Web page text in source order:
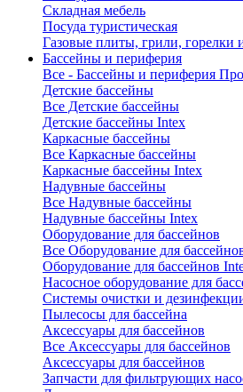
Складная мебель
Посуда туристическая
Газовые плиты, грили, горелки
Бассейны и периферия
Все - Бассейны и периферия
Детские бассейны
Все Детские бассейны
Детские бассейны Intex
Каркасные бассейны
Все Каркасные бассейны
Каркасные бассейны Intex
Надувные бассейны
Все Надувные бассейны
Надувные бассейны Intex
Оборудование для бассейнов
Все Оборудование для
Оборудование для бассейнов
Насосное оборудование для
Системы очистки и
Пылесосы для бассейна
Аксессуары для бассейнов
Все Аксессуары для бассейнов
Аксессуары для бассейнов
Запчасти для фильтрующих